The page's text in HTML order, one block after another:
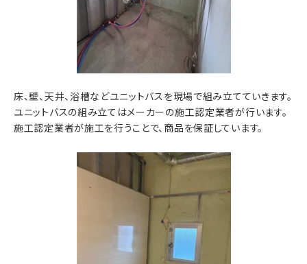
床、壁、天井、浴槽などユニットバスを現場で組み立てていきます。
ユニットバスの組み立てはメーカーの施工認定業者が行います。
施工認定業者が施工を行うことで、商品を保証しています。